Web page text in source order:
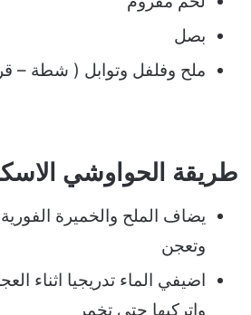
بصل
ملح وفلفل وتوابل ( شطة –
طريقة الحواوشي
يضاف الملح والخميرة
وتعجن
اضيفي الماء تدريجيا اثناء
واتركيها حتى تخمر